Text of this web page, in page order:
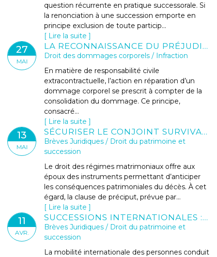
question récurrente en pratique successorale. Si
la renonciation à une succession emporte en
principe exclusion de toute particip...
Lire la suite
LA RECONNAISSANCE DU PRÉJUDICE PSYCHIQUE DES VICTIMES DE VIOLS COMME DOMMAGE CORPOREL
27
MAI
Droit des dommages corporels / Infraction
En matière de responsabilité civile
extracontractuelle, l’action en réparation d’un
dommage corporel se prescrit à compter de la
consolidation du dommage. Ce principe,
consacré...
Lire la suite
SÉCURISER LE CONJOINT SURVIVANT GRÂCE À LA CLAUSE DE PRÉCIPUT EN COMMUNAUTÉ
13
MAI
Brèves Juridiques / Droit du patrimoine et
succession
Le droit des régimes matrimoniaux offre aux
époux des instruments permettant d’anticiper
les conséquences patrimoniales du décès. À cet
égard, la clause de préciput, prévue par...
Lire la suite
SUCCESSIONS INTERNATIONALES : DÉTERMINATION DE LA LOI APPLICABLE ET IMPACTS CIVILS ET FISCAUX
11
AVR.
Brèves Juridiques / Droit du patrimoine et
succession
La mobilité internationale des personnes conduit